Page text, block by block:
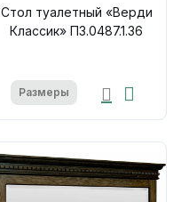
Стол туалетный «Верди
Классик» П3.0487.1.36
Размеры